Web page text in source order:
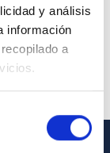
y análisis
información
a